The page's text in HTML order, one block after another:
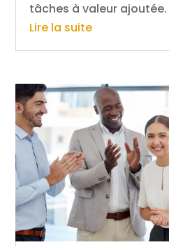
tâches à valeur ajoutée.
Lire la suite